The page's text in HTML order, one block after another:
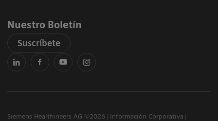
Nuestro Boletín
Suscríbete
Siemens Healthineers AG ©2026
Información Corporativa